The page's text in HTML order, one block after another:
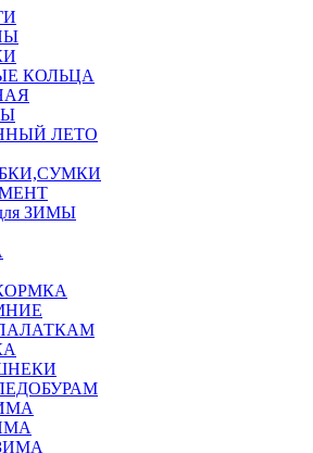
КОЛЬЦА
ЛЕТО
ЗИМЫ